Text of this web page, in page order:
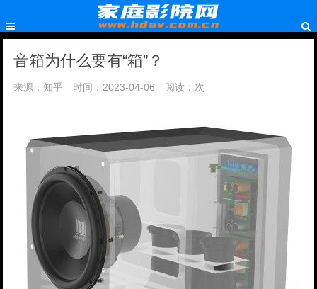
音箱为什么要有“箱”？
来源：知乎 时间：2023-04-06 阅读： 次